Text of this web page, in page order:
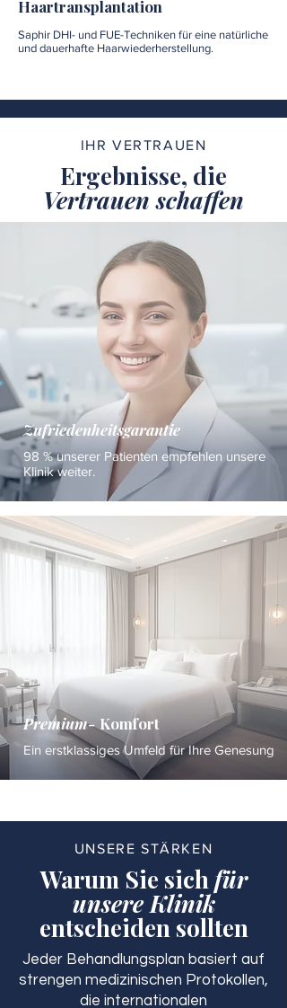
Haartransplantation
Saphir DHI- und FUE-Techniken für eine natürliche
und dauerhafte Haarwiederherstellung.
IHR VERTRAUEN
Ergebnisse, die
Vertrauen schaffen
Zufriedenheitsgarantie
98 % unserer Patienten empfehlen unsere
Klinik weiter.
Premium-Komfort
Ein erstklassiges Umfeld für Ihre Genesung
UNSERE STÄRKEN
Warum Sie sichfür
unsere Klinik
entscheiden sollten
Jeder Behandlungsplan basiert auf
strengen medizinischen Protokollen,
die internationalen